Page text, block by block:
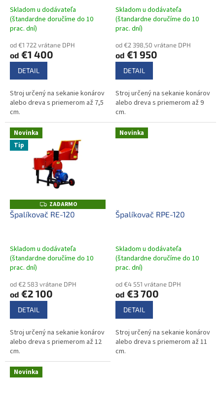
Skladom u dodávateľa
(štandardne doručíme do 10
prac. dní)
od €1 722 vrátane DPH
od €1 400
DETAIL
Stroj určený na sekanie konárov
alebo dreva s priemerom až 7,5
cm.
Skladom u dodávateľa
(štandardne doručíme do 10
prac. dní)
od €2 398,50 vrátane DPH
od €1 950
DETAIL
Stroj určený na sekanie konárov
alebo dreva s priemerom až 9
cm.
Novinka
Tip
Z
A
D
ZADARMO
Špalíkovač RE-120
Skladom u dodávateľa
(štandardne doručíme do 10
prac. dní)
od €2 583 vrátane DPH
od €2 100
DETAIL
Stroj určený na sekanie konárov
alebo dreva s priemerom až 12
cm.
Novinka
Špalíkovač RPE-120
Skladom u dodávateľa
(štandardne doručíme do 10
prac. dní)
od €4 551 vrátane DPH
od €3 700
DETAIL
Stroj určený na sekanie konárov
alebo dreva s priemerom až 11
cm.
Novinka